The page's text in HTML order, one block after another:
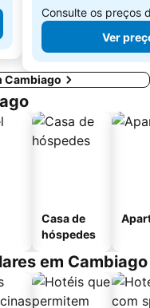
Consulte os preços
Ver
Cambiago
Casa de
hóspedes
em Cambiago